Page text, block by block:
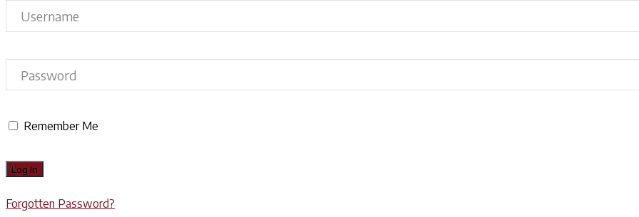
Remember Me
Forgotten Password?